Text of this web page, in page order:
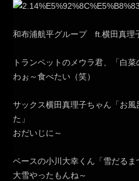
和布浦航平グループ ft.横田真理
トランペットのメウラ君、「白菜
わぉ～食べたい（笑）
サックス横田真理子ちゃん「お
た」
おだいじに～
ベースの小川大幸くん「雪だるま
大雪やったもんね～